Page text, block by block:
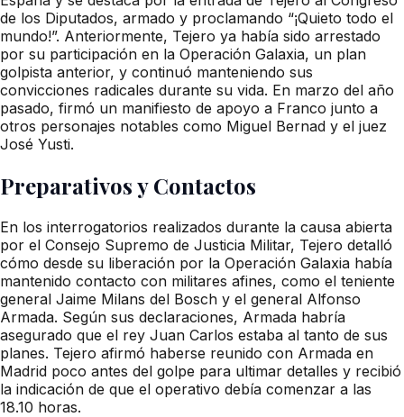
de los Diputados, armado y proclamando “¡Quieto todo el
mundo!”. Anteriormente, Tejero ya había sido arrestado
por su participación en la Operación Galaxia, un plan
golpista anterior, y continuó manteniendo sus
convicciones radicales durante su vida. En marzo del año
pasado, firmó un manifiesto de apoyo a Franco junto a
otros personajes notables como Miguel Bernad y el juez
José Yusti.
Preparativos y Contactos
En los interrogatorios realizados durante la causa abierta
por el Consejo Supremo de Justicia Militar, Tejero detalló
cómo desde su liberación por la Operación Galaxia había
mantenido contacto con militares afines, como el teniente
general Jaime Milans del Bosch y el general Alfonso
Armada. Según sus declaraciones, Armada habría
asegurado que el rey Juan Carlos estaba al tanto de sus
planes. Tejero afirmó haberse reunido con Armada en
Madrid poco antes del golpe para ultimar detalles y recibió
la indicación de que el operativo debía comenzar a las
18.10 horas.